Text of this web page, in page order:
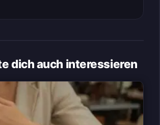
dich auch interessieren